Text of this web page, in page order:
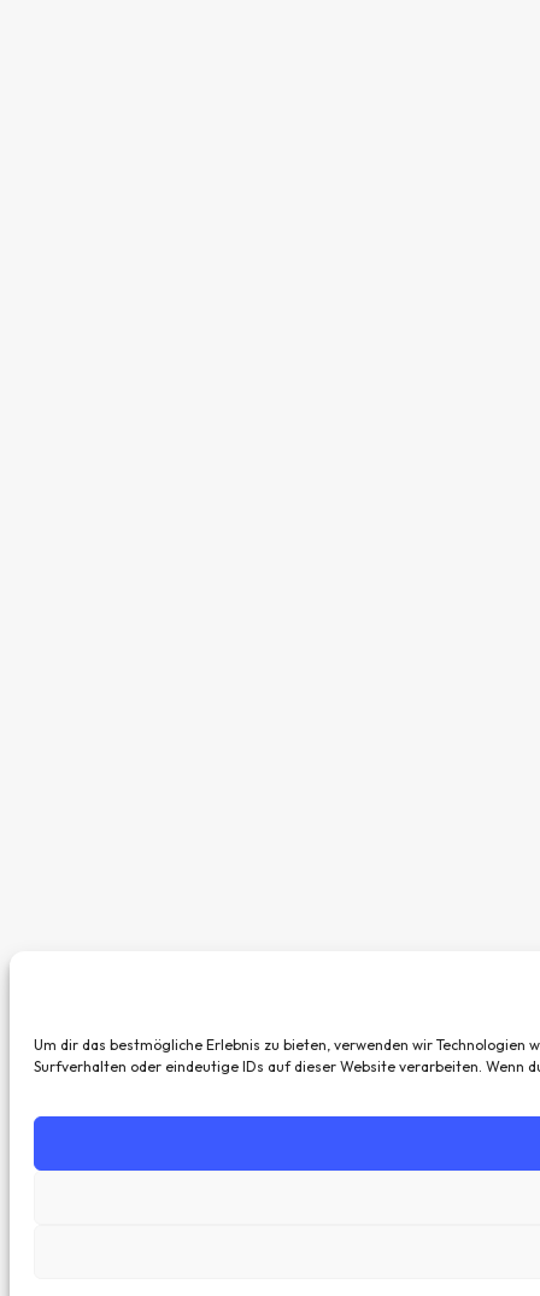
Um dir das bestmögliche Erlebnis zu bieten, verwenden wir
Surfverhalten oder eindeutige IDs auf dieser Website verarbeiten.